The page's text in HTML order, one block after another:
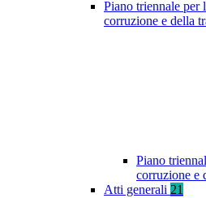
Piano triennale per
corruzione e della
Piano
corruzione e
Atti generali 21